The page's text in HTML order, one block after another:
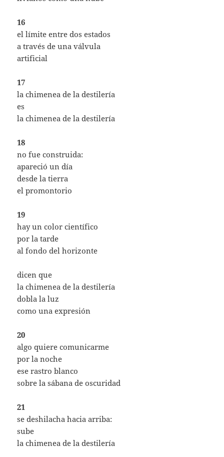
16
el límite entre dos estados
a través de una válvula
artificial
17
la chimenea de la destilería
es
la chimenea de la destilería
18
no fue construida:
apareció un día
desde la tierra
el promontorio
19
hay un color científico
por la tarde
al fondo del horizonte
dicen que
la chimenea de la destilería
dobla la luz
como una expresión
20
algo quiere comunicarme
por la noche
ese rastro blanco
sobre la sábana de oscuridad
21
se deshilacha hacia arriba:
sube
la chimenea de la destilería